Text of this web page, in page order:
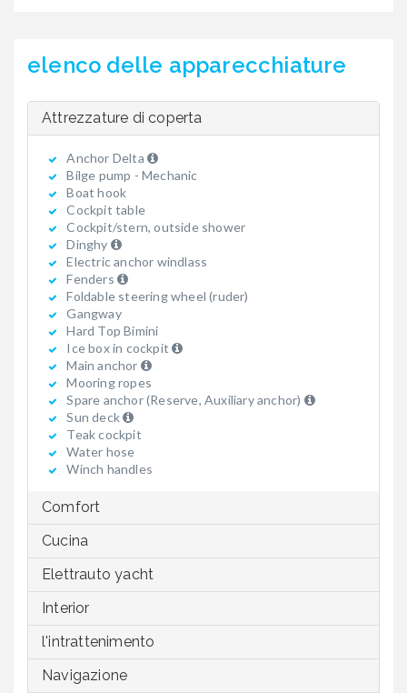
elenco delle apparecchiature
Attrezzature di coperta
Anchor Delta
Bilge pump - Mechanic
Boat hook
Cockpit table
Cockpit/stern, outside shower
Dinghy
Electric anchor windlass
Fenders
Foldable steering wheel (ruder)
Gangway
Hard Top Bimini
Ice box in cockpit
Main anchor
Mooring ropes
Spare anchor (Reserve, Auxiliary anchor)
Sun deck
Teak cockpit
Water hose
Winch handles
Comfort
Cucina
Elettrauto yacht
Interior
l'intrattenimento
Navigazione